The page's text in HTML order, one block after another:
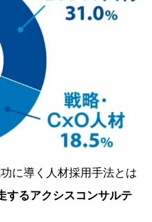
に導く人材採用手法とは
するアクシスコンサルテ